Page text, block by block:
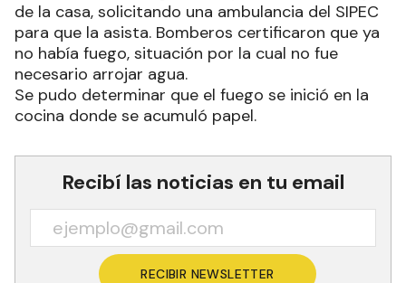
de la casa, solicitando una ambulancia del SIPEC
para que la asista. Bomberos certificaron que ya
no había fuego, situación por la cual no fue
necesario arrojar agua.
Se pudo determinar que el fuego se inició en la
cocina donde se acumuló papel.
Recibí las noticias en tu email
RECIBIR NEWSLETTER